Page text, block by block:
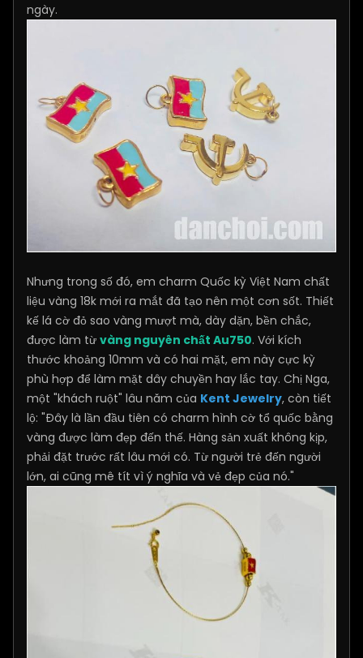
ngày.
Nhưng trong số đó, em charm Quốc kỳ Việt Nam chất
liệu vàng 18k mới ra mắt đã tạo nên một cơn sốt. Thiết
kế lá cờ đỏ sao vàng mượt mà, dày dặn, bền chắc,
được làm từ vàng nguyên chất Au750. Với kích
thước khoảng 10mm và có hai mặt, em này cực kỳ
phù hợp để làm mặt dây chuyền hay lắc tay. Chị Nga,
một "khách ruột" lâu năm của Kent Jewelry, còn tiết
lộ: "Đây là lần đầu tiên có charm hình cờ tổ quốc bằng
vàng được làm đẹp đến thế. Hàng sản xuất không kịp,
phải đặt trước rất lâu mới có. Từ người trẻ đến người
lớn, ai cũng mê tít vì ý nghĩa và vẻ đẹp của nó."